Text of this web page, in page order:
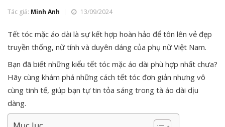
Tác giả: Minh Anh 13/09/2024
Tết tóc mặc áo dài là sự kết hợp hoàn hảo để tôn lên vẻ đẹp
truyền thống, nữ tính và duyên dáng của phụ nữ Việt Nam.
Bạn đã biết những kiểu tết tóc mặc áo dài phù hợp nhất chưa?
Hãy cùng khám phá những cách tết tóc đơn giản nhưng vô
cùng tinh tế, giúp bạn tự tin tỏa sáng trong tà áo dài dịu
dàng.